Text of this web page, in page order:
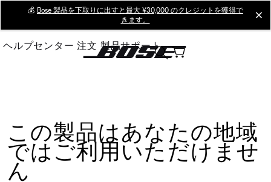
Main
💰 Bose 製品を下取りに出すと最大 ¥30,000 のクレジットを獲得で
きます。
ヘルプセンター 注文 製品サポート
この製品はあなたの地域
ではご利用いただけませ
ん